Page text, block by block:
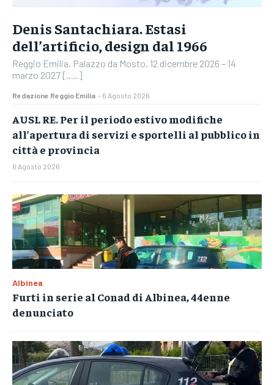
Denis Santachiara. Estasi
dell’artificio, design dal 1966
Reggio Emilia, Palazzo da Mosto, 12 dicembre 2026 – 14
marzo 2027 [.....]
Redazione Reggio Emilia - 6 Agosto 2026
AUSL RE. Per il periodo estivo modifiche
all’apertura di servizi e sportelli al pubblico in
città e provincia
6 Agosto 2026
Albinea
Furti in serie al Conad di Albinea, 44enne
denunciato